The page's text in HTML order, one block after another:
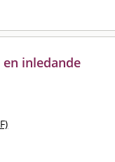
inledande